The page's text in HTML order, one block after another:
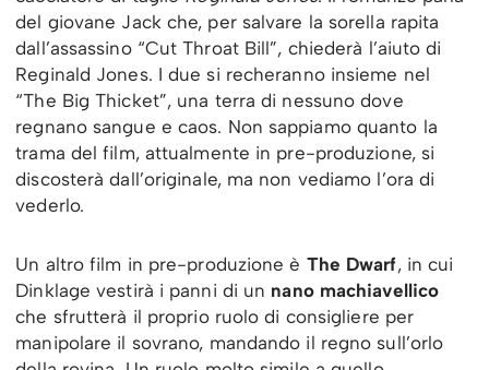
del giovane Jack che, per salvare la sorella rapita
dall’assassino “Cut Throat Bill”, chiederà l’aiuto di
Reginald Jones. I due si recheranno insieme nel
“The Big Thicket”, una terra di nessuno dove
regnano sangue e caos. Non sappiamo quanto la
trama del film, attualmente in pre-produzione, si
discosterà dall’originale, ma non vediamo l’ora di
vederlo.
Un altro film in pre-produzione è The Dwarf, in cui
Dinklage vestirà i panni di un nano machiavellico
che sfrutterà il proprio ruolo di consigliere per
manipolare il sovrano, mandando il regno sull’orlo